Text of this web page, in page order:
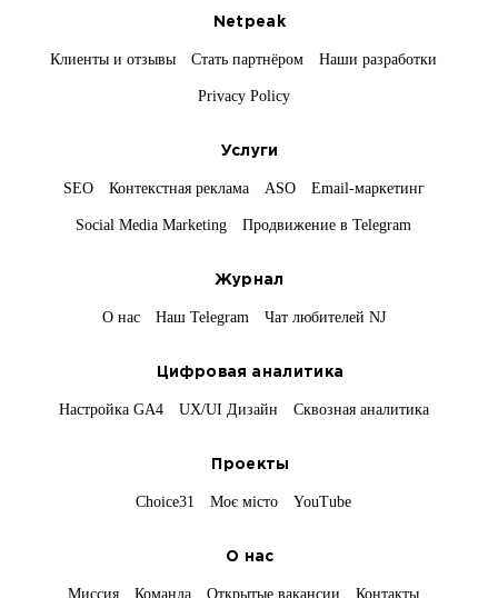
Netpeak
Клиенты и отзывы Стать партнёром Наши разработки
Privacy Policy
Услуги
SEO Контекстная реклама ASO Email-маркетинг
Social Media Marketing Продвижение в Telegram
Журнал
О нас Наш Telegram Чат любителей NJ
Цифровая аналитика
Настройка GA4 UX/UI Дизайн Сквозная аналитика
Проекты
Choice31 Моє місто YouTube
О нас
Миссия Команда Открытые вакансии Контакты